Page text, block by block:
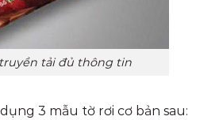
tải đủ thông tin
3 mẫu tờ rơi cơ bản sau: